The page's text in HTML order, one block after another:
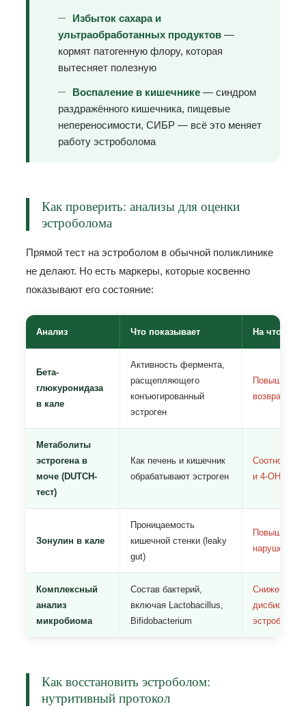
Избыток сахара и
ультраобработанных продуктов —
кормят патогенную флору, которая
вытесняет полезную
Воспаление в кишечнике — синдром
раздражённого кишечника, пищевые
непереносимости, СИБР — всё это меняет
работу эстроболома
Как проверить: анализы для оценки
эстроболома
Прямой тест на эстроболом в обычной поликлинике
не делают. Но есть маркеры, которые косвенно
показывают его состояние:
Анализ Что показывает На что
Бета-
глюкуронидаза
в кале
Активность фермента,
расщепляющего
конъюгированный
эстроген
Повышена →
Метаболиты
эстрогена в
моче (DUTCH-
тест)
Как печень и кишечник
обрабатывают эстроген
и 4-OH
Зонулин в кале
Проницаемость
кишечной стенки (leaky
gut)
Повышен →
нарушение
Комплексный
анализ
микробиома
Состав бактерий,
включая Lactobacillus,
Bifidobacterium
Снижение
дисбиоз →
эстроболома
Как восстановить эстроболом:
нутритивный протокол